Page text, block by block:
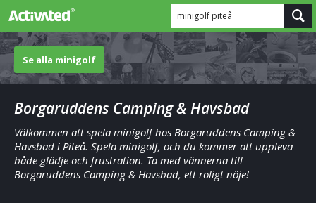
minigolf piteå
Se alla minigolf
Borgaruddens Camping & Havsbad
Välkommen att spela minigolf hos Borgaruddens Camping &
Havsbad i Piteå. Spela minigolf, och du kommer att uppleva
både glädje och frustration. Ta med vännerna till
Borgaruddens Camping & Havsbad, ett roligt nöje!